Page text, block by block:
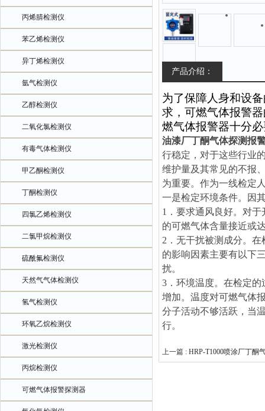
丙烯腈检测仪
苯乙烯检测仪
异丁烯检测仪
氩气检测仪
乙醇检测仪
二氧化氯检测仪
有毒气体检测仪
甲乙酮检测仪
丁酮检测仪
四氯乙烯检测仪
二氯甲烷检测仪
硫酰氟检测仪
天然气气体检测仪
氢气检测仪
环氧乙烷检测仪
激光检测仪
丙烷检测仪
可燃气体报警探测器
产品介绍：
为了保障人身和设
求，可燃气体报警
燃气体报警器十分
油漆厂丁酮气体探测报
行稳定，对于这些行业
维护量及其常见的不报
为重要。作为一线检定
一是检定环境条件。因
1．要求通风良好。对
的可燃气体含量接近或
2．无干扰被测成分。
的影响因素主要有以下
扰。
3．环境温度。在检定
增加。温度对可燃气体
分子活动不够活跃，当
行。
上一篇 : HRP-T1000喷涂厂丁酮